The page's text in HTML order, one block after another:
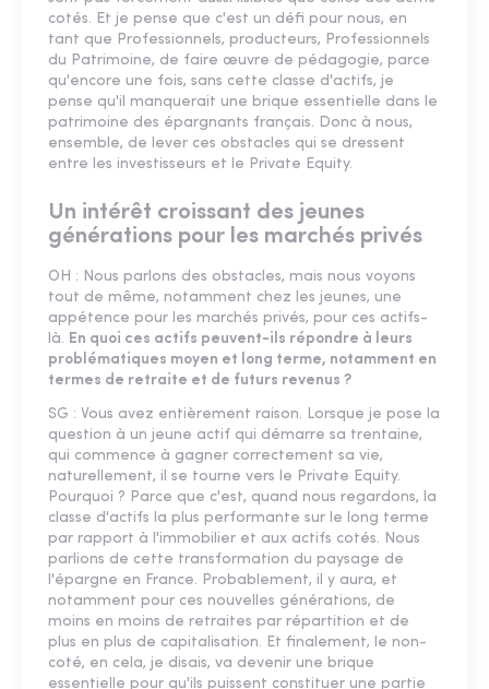
cotés. Et je pense que c'est un défi pour nous, en
tant que Professionnels, producteurs, Professionnels
du Patrimoine, de faire œuvre de pédagogie, parce
qu'encore une fois, sans cette classe d'actifs, je
pense qu'il manquerait une brique essentielle dans le
patrimoine des épargnants français. Donc à nous,
ensemble, de lever ces obstacles qui se dressent
entre les investisseurs et le Private Equity.
Un intérêt croissant des jeunes
générations pour les marchés privés
OH : Nous parlons des obstacles, mais nous voyons
tout de même, notamment chez les jeunes, une
appétence pour les marchés privés, pour ces actifs-
là. En quoi ces actifs peuvent-ils répondre à leurs
problématiques moyen et long terme, notamment en
termes de retraite et de futurs revenus ?
SG : Vous avez entièrement raison. Lorsque je pose la
question à un jeune actif qui démarre sa trentaine,
qui commence à gagner correctement sa vie,
naturellement, il se tourne vers le Private Equity.
Pourquoi ? Parce que c'est, quand nous regardons, la
classe d'actifs la plus performante sur le long terme
par rapport à l'immobilier et aux actifs cotés. Nous
parlions de cette transformation du paysage de
l'épargne en France. Probablement, il y aura, et
notamment pour ces nouvelles générations, de
moins en moins de retraites par répartition et de
plus en plus de capitalisation. Et finalement, le non-
coté, en cela, je disais, va devenir une brique
essentielle pour qu'ils puissent constituer une partie